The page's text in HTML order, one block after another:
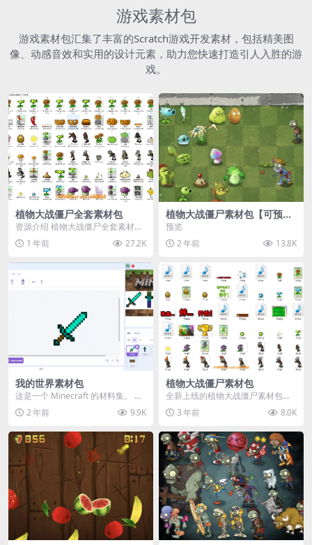
游戏素材包
游戏素材包汇集了丰富的Scratch游戏开发素材，包括精美图
像、动感音效和实用的设计元素，助力您快速打造引人入胜的游
戏。
植物大战僵尸全套素材包
资源介绍 植物大战僵尸全套素材
包，包含227个丰富多样的素材，
涵盖角色、背景、动...
1 年前 27.2K
植物大战僵尸素材包【可预
览】
预览
2 年前
13.8K
我的世界素材包
这是一个 Minecraft 的材料集。 操
作方法如下： 工具 → 右箭头 怪物...
2 年前 9.9K
植物大战僵尸素材包
全新上线的植物大战僵尸素材包，
内含48个精选资源，涵盖角色、场
景、音效等多样内容...
3 年前 8.0K